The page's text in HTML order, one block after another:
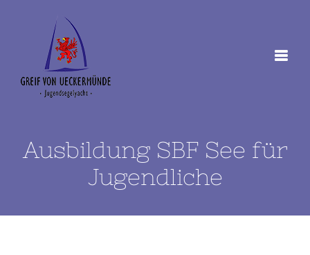
springen
Ausbildung SBF See für
Jugendliche